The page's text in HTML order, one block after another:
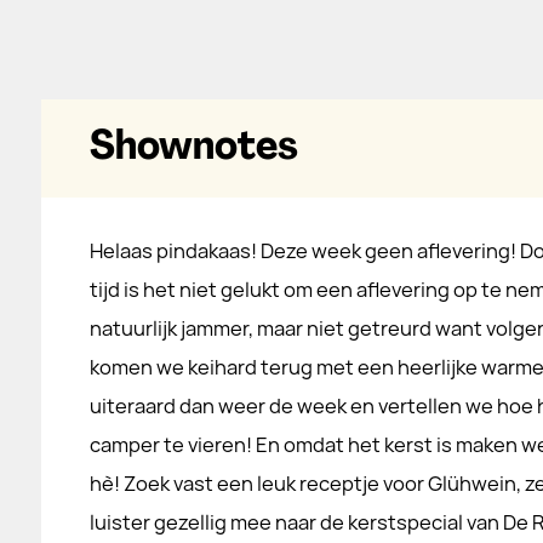
Shownotes
Helaas pindakaas! Deze week geen aflevering!
tijd is het niet gelukt om een aflevering op te
natuurlijk jammer, maar niet getreurd want
komen we keihard terug met een heerlijke
uiteraard dan weer de week en vertellen we
camper te vieren! En omdat het kerst is maken
hè! Zoek vast een leuk receptje voor Glühwein,
luister gezellig mee naar de kerstspecial van De